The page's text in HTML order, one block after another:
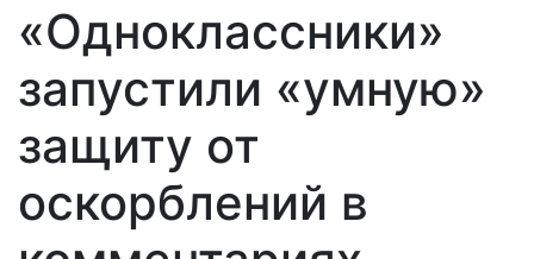
«Одноклассники»
запустили «умную»
защиту от
оскорблений в